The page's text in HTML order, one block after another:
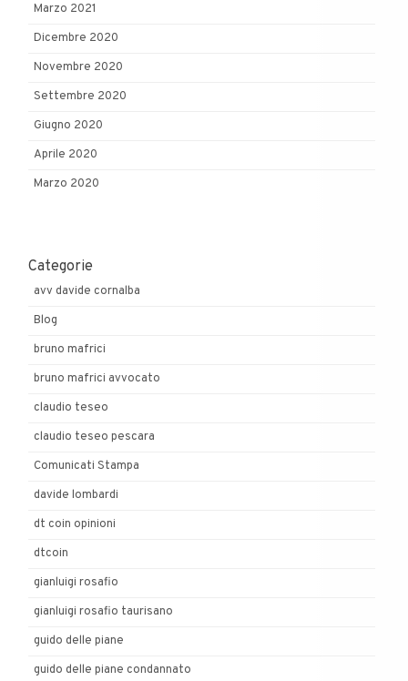
Marzo 2021
Dicembre 2020
Novembre 2020
Settembre 2020
Giugno 2020
Aprile 2020
Marzo 2020
Categorie
avv davide cornalba
Blog
bruno mafrici
bruno mafrici avvocato
claudio teseo
claudio teseo pescara
Comunicati Stampa
davide lombardi
dt coin opinioni
dtcoin
gianluigi rosafio
gianluigi rosafio taurisano
guido delle piane
guido delle piane condannato